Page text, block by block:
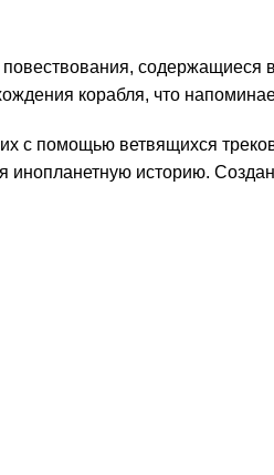
корабля, что
с помощью ветвящихся
инопланетную историю.